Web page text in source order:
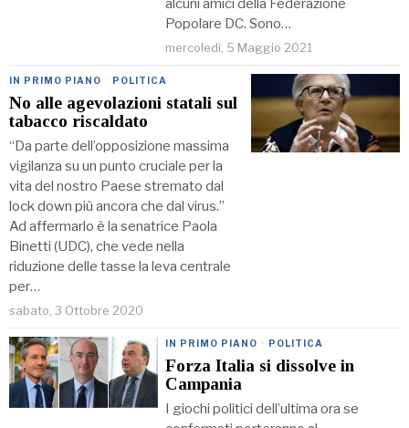
alcuni amici della Federazione
Popolare DC. Sono…
mercoledì, 5 Maggio 2021
IN PRIMO PIANO · POLITICA
No alle agevolazioni statali sul
tabacco riscaldato
“Da parte dell’opposizione massima
vigilanza su un punto cruciale per la
vita del nostro Paese stremato dal
lock down più ancora che dal virus.”
Ad affermarlo è la senatrice Paola
Binetti (UDC), che vede nella
riduzione delle tasse la leva centrale
per…
sabato, 3 Ottobre 2020
IN PRIMO PIANO · POLITICA
Forza Italia si dissolve in
Campania
I giochi politici dell’ultima ora se